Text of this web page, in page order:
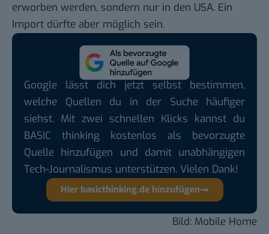
erworben werden, sondern nur in den USA. Ein
Import dürfte aber möglich sein.
Google lässt dich jetzt selbst bestimmen,
welche Quellen du in der Suche häufiger
siehst. Mit zwei schnellen Klicks kannst du
BASIC thinking kostenlos als bevorzugte
Quelle hinzufügen und damit unabhängigen
Tech-Journalismus unterstützen. Vielen Dank!
Hier basicthinking.de hinzufügen
Bild: Mobile Home